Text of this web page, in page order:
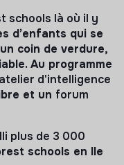
schools là où il y
d’enfants qui se
coin de verdure,
Au programme
atelier d'intelligence
et un forum
plus de 3 000
schools en Ile